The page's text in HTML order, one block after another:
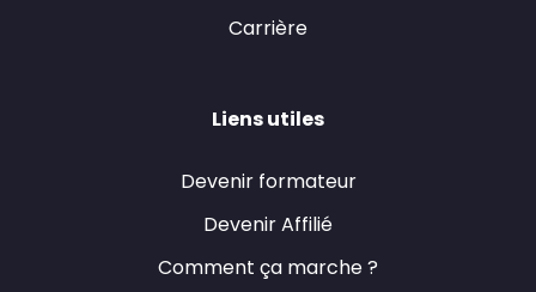
Carrière
Liens utiles
Devenir formateur
Devenir Affilié
Comment ça marche ?